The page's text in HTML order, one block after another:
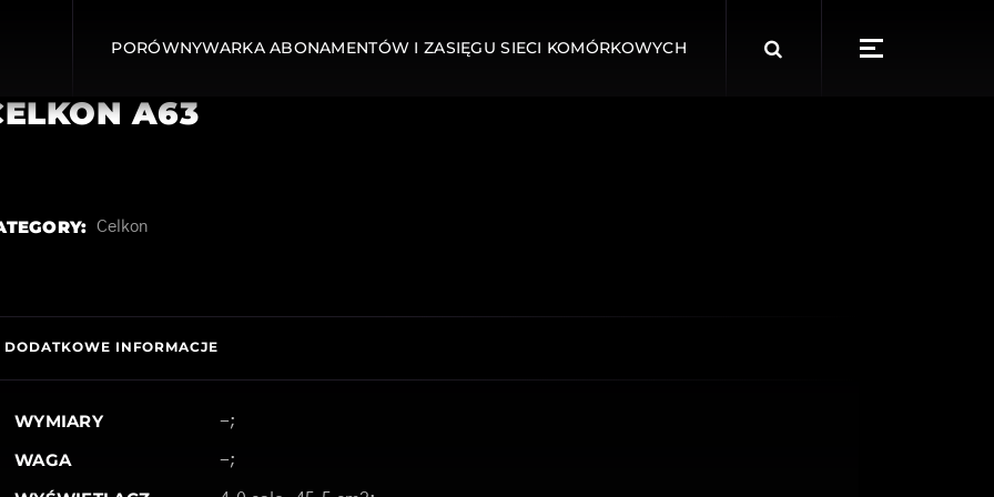
PORÓWNYWARKA ABONAMENTÓW I ZASIĘGU SIECI KOMÓRKOWYCH
for:
A63
Celkon
DODATKOWE INFORMACJE
WYMIARY -;
WAGA -;